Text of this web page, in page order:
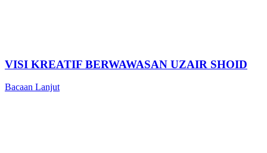
VISI KREATIF BERWAWASAN UZAIR SHOID
Bacaan Lanjut